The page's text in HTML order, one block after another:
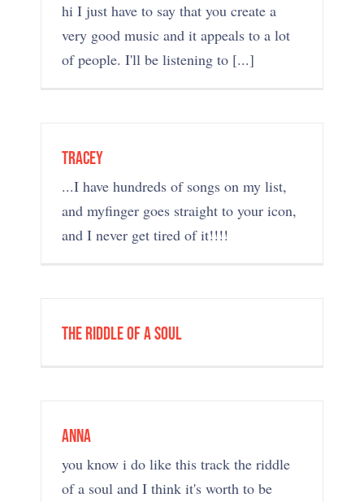
hi I just have to say that you create a
very good music and it appeals to a lot
of people. I'll be listening to [...]
tracey
...I have hundreds of songs on my list,
and myfinger goes straight to your icon,
and I never get tired of it!!!!
The Riddle of A Soul
Anna
you know i do like this track the riddle
of a soul and I think it's worth to be